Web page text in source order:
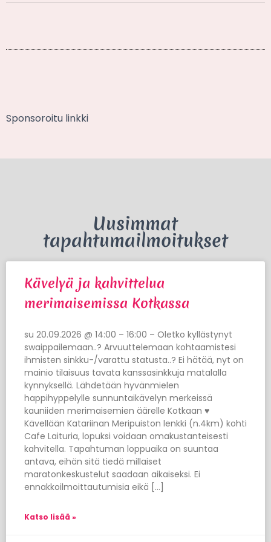
Sponsoroitu linkki
Uusimmat
tapahtumailmoitukset
Kävelyä ja kahvittelua
merimaisemissa Kotkassa
su 20.09.2026 @ 14:00 – 16:00 – Oletko kyllästynyt
swaippailemaan..? Arvuuttelemaan kohtaamistesi
ihmisten sinkku-/varattu statusta..? Ei hätää, nyt on
mainio tilaisuus tavata kanssasinkkuja matalalla
kynnyksellä. Lähdetään hyvänmielen
happihyppelylle sunnuntaikävelyn merkeissä
kauniiden merimaisemien äärelle Kotkaan ♥
Kävellään Katariinan Meripuiston lenkki (n.4km) kohti
Cafe Laituria, lopuksi voidaan omakustanteisesti
kahvitella. Tapahtuman loppuaika on suuntaa
antava, eihän sitä tiedä millaiset
maratonkeskustelut saadaan aikaiseksi. Ei
ennakkoilmoittautumisia eikä […]
Katso lisää »